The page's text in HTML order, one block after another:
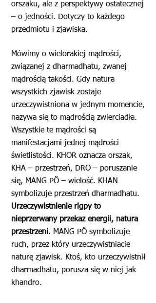
orszaku, ale z perspektywy ostatecznej
– o jedności. Dotyczy to każdego
przedmiotu i zjawiska.
Mówimy o wielorakiej mądrości,
związanej z dharmadhatu, zwanej
mądrością takości. Gdy natura
wszystkich zjawisk zostaje
urzeczywistniona w jednym momencie,
nazywa się to mądrością zwierciadła.
Wszystkie te mądrości są
manifestacjami jednej mądrości
świetlistości. KHOR oznacza orszak,
KHA – przestrzeń, DRO – poruszanie
się, MANG PÖ – wielość. KHAN
symbolizuje przestrzeń dharmadhatu.
Urzeczywistnienie rigpy to
nieprzerwany przekaz energii, natura
przestrzeni. MANG PÖ symbolizuje
ruch, przez który urzeczywistniacie
naturę zjawisk. Ktoś, kto urzeczywistnił
dharmadhatu, porusza się w niej jak
khandro.